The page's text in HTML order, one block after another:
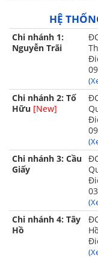
màu
Bộ chăn ga gối
bộ ) bao gồm:
- 01 ga phủ chần
- 01 ga phủ hè 1
- 02 áo gối nằm
- 02 áo gối nằm
- 02 vỏ gối tựa
- 01 gối trang trí (
- 01 chăn gấm cao
HỆ
Chi nhánh 1:
Nguyễn Trãi
Chi nhánh 2: Tố
Hữu [New]
Chi nhánh 3: Cầu
Giấy
Chi nhánh 4: Tây
Hồ